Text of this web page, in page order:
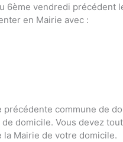
6ème vendredi précédent
en Mairie avec :
commune de
domicile. Vous devez
la Mairie de votre domicile.